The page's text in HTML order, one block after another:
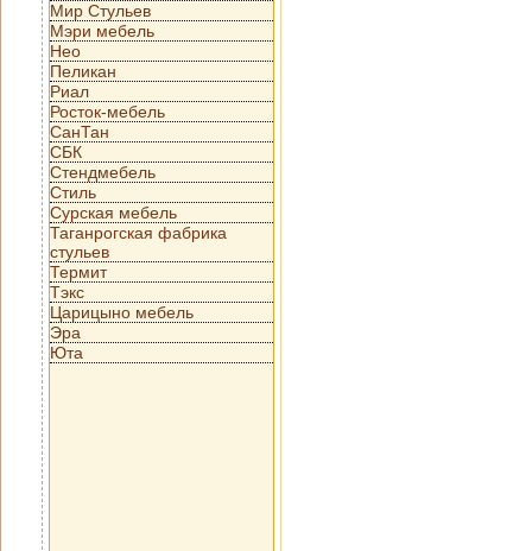
Мир Стульев
Мэри мебель
Нео
Пеликан
Риал
Росток-мебель
СанТан
СБК
Стендмебель
Стиль
Сурская мебель
Таганрогская фабрика
стульев
Термит
Тэкс
Царицыно мебель
Эра
Юта